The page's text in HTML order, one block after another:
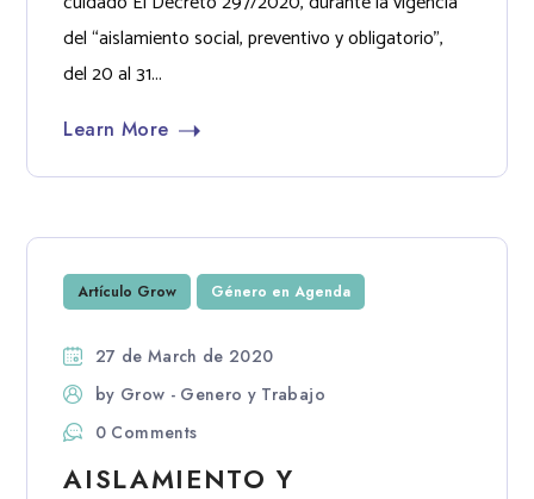
del “aislamiento social, preventivo y obligatorio”,
del 20 al 31...
Learn More
Artículo Grow Género en Agenda
27 de March de 2020
by Grow - Genero y Trabajo
0 Comments
AISLAMIENTO Y